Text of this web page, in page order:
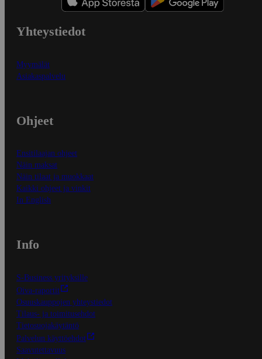
Yhteystiedot
Myymälät
Asiakaspalvelu
Ohjeet
Ensitilaajan ohjeet
Näin maksat
Näin tilaat ja muokkaat
Kaikki ohjeet ja vinkit
In English
Info
S-Business yrityksille
Oiva-raportit
Osuuskauppojen yhteystiedot
Tilaus- ja toimitusehdot
Tietosuojakäytäntö
Palvelun käyttöehdot
Saavutettavuus